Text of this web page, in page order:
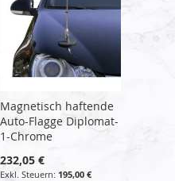
Magnetisch haftende
Auto-Flagge Diplomat-
1-Chrome
232,05 €
195,00 €